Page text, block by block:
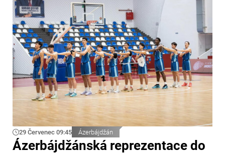
29 Červenec 09:45 Ázerbájdžán
Ázerbájdžánská reprezentace do